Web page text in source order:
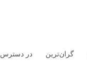
گران‌ترین در دسترس